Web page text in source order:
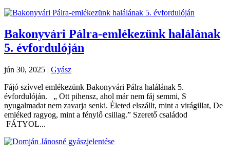
Bakonyvári Pálra-emlékezünk halálának
5. évfordulóján
jún 30, 2025 | Gyász
Fájó szívvel emlékezünk Bakonyvári Pálra halálának 5.
évfordulóján. „ Ott pihensz, ahol már nem fáj semmi, S
nyugalmadat nem zavarja senki. Életed elszállt, mint a virágillat, De
emléked ragyog, mint a fénylő csillag.” Szerető családod
FÁTYOL...